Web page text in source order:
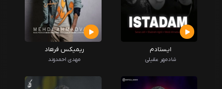
ایستادم
شادمهر عقیلی
ریمیکس فرهاد
مهدی احمدوند